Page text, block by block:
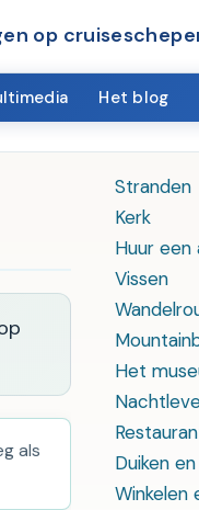
op
Het blog
Stranden
Kerk
Huur een
Vissen
Het
Duiken
Winkelen
als